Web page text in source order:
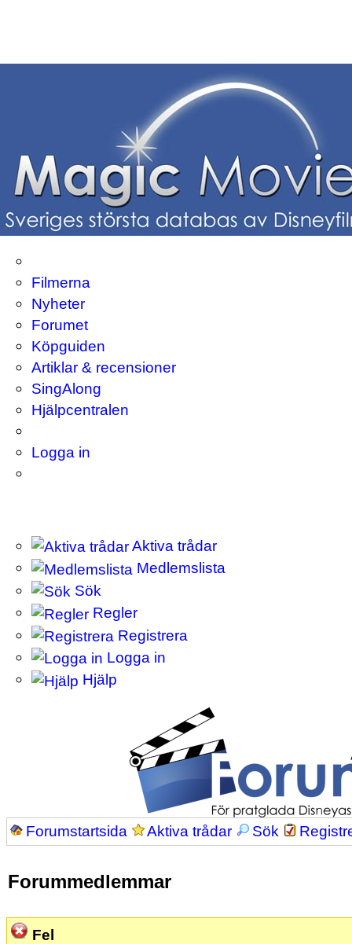
Filmerna
Nyheter
Forumet
Köpguiden
Artiklar & recensioner
SingAlong
Hjälpcentralen
Logga in
Aktiva trådar
Medlemslista
Sök
Regler
Registrera
Logga in
Hjälp
Forumstartsida Aktiva trådar Sök
Forummedlemmar
Fel